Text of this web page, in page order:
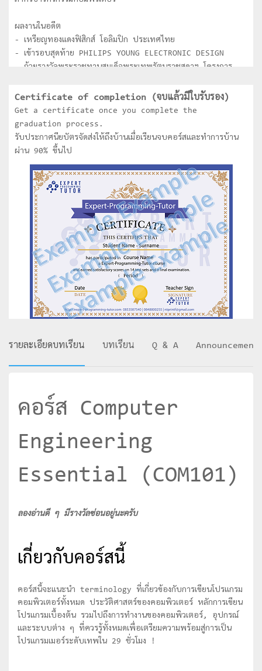
ผลงานในอดีต
- เหรียญทองแดงฟิสิกส์ โอลิมปิก ประเทศไทย
- เข้ารอบสุดท้าย PHILIPS YOUNG ELECTRONIC DESIGN
- ถ้วยรางวัลพระราชทานสมเด็จพระเทพรัตนราชสุดาฯ โครงการ
- ชนะเลิศการประกวด Software ของ Thailand
Information technology Agency (TITA) ระดับ
อุดมศึกษา
- ได้รับคัดเลือกเป็นตัวแทนประเทศไทยเข้าร่วมการแข่งขัน Asia
Pacific Information Technology (APITA) ที่ประเทศ
- ชนะเลิศการแข่งขันหุ่นยนต์ระดับประเทศไทย
- ชนะเลิศการแข่งขันหุ่นยนต์ระดับโลก
Certificate of completion (จบแล้วมีใบรับรอง)
Get a certificate once you complete the
graduation process.
รับประกาศนียบัตรจัดส่งให้ถึงบ้านเมื่อเรียนจบคอร์สและทำการบ้าน
ผ่าน 90% ขึ้นไป
รายละเอียดบทเรียน บทเรียน Q & A
คอร์ส Computer
Engineering
Essential (COM101)
ลองอ่านดี ๆ มีรางวัลซ่อนอยู่นะครับ
เกี่ยวกับคอร์สนี้
คอร์สนี้จะแนะนำ terminology ที่เกี่ยวข้องกับการเขียนโปรแกรม
คอมพิวเตอร์ทั้งหมด ประวัติศาสตร์ของคอมพิวเตอร์ หลักการเขียน
โปรแกรมเบื้องต้น รวมไปถึงการทำงานของคอมพิวเตอร์, อุปกรณ์
และระบบต่าง ๆ ที่ควรรู้ทั้งหมดเพื่อเตรียมความพร้อมสู่การเป็น
โปรแกรมเมอร์ระดับเทพใน 29 ชั่วโมง !